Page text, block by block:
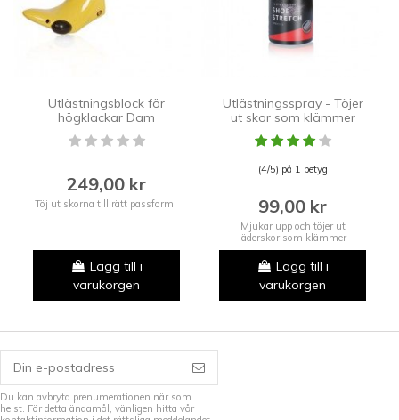
Utlästningsblock för
högklackar Dam
249,00 kr
Töj ut skorna till rätt passform!
Lägg till i
varukorgen
Utlästningsspray - Töjer
ut skor som klämmer
(4/5) på 1 betyg
99,00 kr
Mjukar upp och töjer ut
läderskor som klämmer
Lägg till i
varukorgen
Du kan avbryta prenumerationen när som
helst. För detta ändamål, vänligen hitta vår